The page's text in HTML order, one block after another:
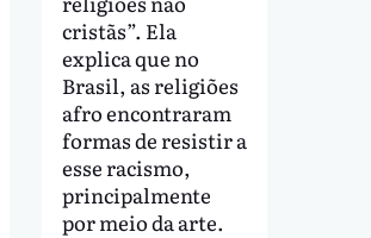
cristãs”. Ela
explica que no
Brasil, as religiões
afro encontraram
formas de resistir a
esse racismo,
principalmente
por meio da arte.